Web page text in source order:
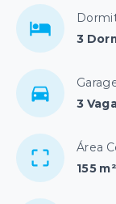
3
3
Área
155 m²